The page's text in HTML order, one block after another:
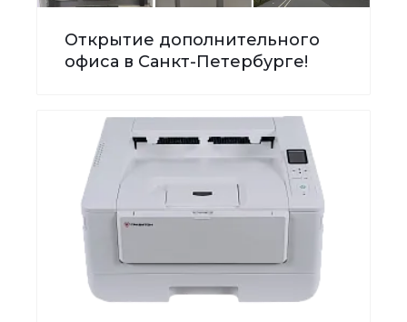
Открытие дополнительного
офиса в Санкт-Петербурге!